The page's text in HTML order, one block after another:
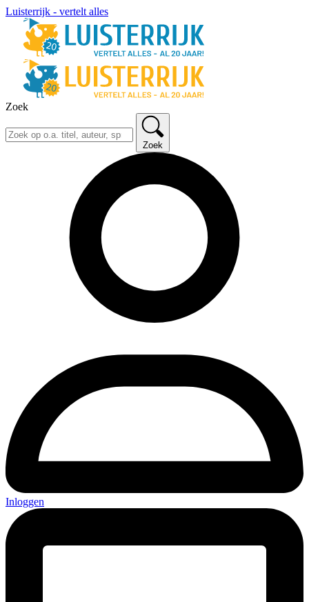
Luisterrijk - vertelt alles
Zoek
Zoek
Inloggen